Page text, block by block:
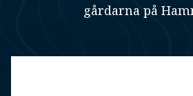
gårdarna på